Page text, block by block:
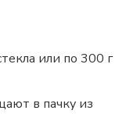
или по 300 г
в пачку из